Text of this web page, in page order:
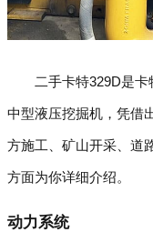
二手卡特329D是
中型液压挖掘机，凭借
方施工、矿山开采、道
方面为你详细介绍。
动力系统